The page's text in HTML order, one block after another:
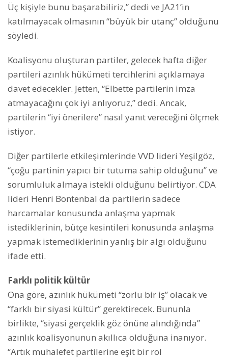
Üç kişiyle bunu başarabiliriz,” dedi ve JA21’in
katılmayacak olmasının “büyük bir utanç” olduğunu
söyledi.
Koalisyonu oluşturan partiler, gelecek hafta diğer
partileri azınlık hükümeti tercihlerini açıklamaya
davet edecekler. Jetten, “Elbette partilerin imza
atmayacağını çok iyi anlıyoruz,” dedi. Ancak,
partilerin “iyi önerilere” nasıl yanıt vereceğini ölçmek
istiyor.
Diğer partilerle etkileşimlerinde VVD lideri Yeşilgöz,
“çoğu partinin yapıcı bir tutuma sahip olduğunu” ve
sorumluluk almaya istekli olduğunu belirtiyor. CDA
lideri Henri Bontenbal da partilerin sadece
harcamalar konusunda anlaşma yapmak
istediklerinin, bütçe kesintileri konusunda anlaşma
yapmak istemediklerinin yanlış bir algı olduğunu
ifade etti.
Farklı politik kültür
Ona göre, azınlık hükümeti “zorlu bir iş” olacak ve
“farklı bir siyasi kültür” gerektirecek. Bununla
birlikte, “siyasi gerçeklik göz önüne alındığında”
azınlık koalisyonunun akıllıca olduğuna inanıyor.
“Artık muhalefet partilerine eşit bir rol